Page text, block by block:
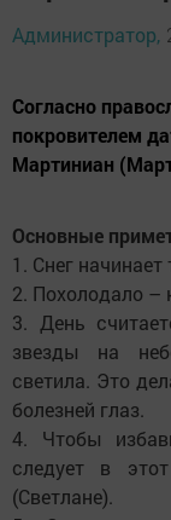
Администратор,
Согласно
покровителем
Мартиниан
Основные
1. Снег начинает
2. Похолодало –
3. День
звезды на
светила. Это
болезней глаз.
4. Чтобы
следует в
(Светлане).